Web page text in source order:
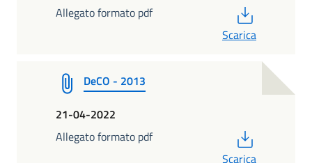
Allegato formato pdf
Scarica
DeCO - 2013
21-04-2022
Allegato formato pdf
Scarica